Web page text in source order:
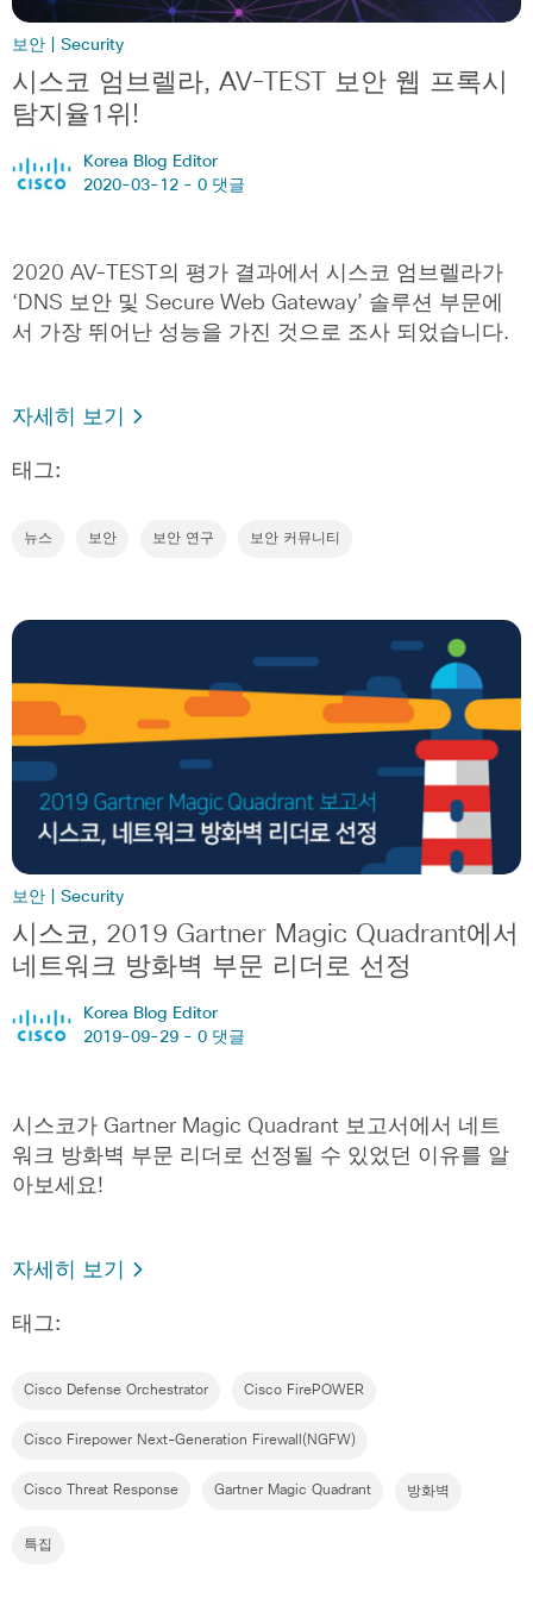
보안 | Security
시스코 엄브렐라, AV-TEST 보안 웹 프록시
탐지율1위!
Korea Blog Editor
2020-03-12 - 0 댓글
2020 AV-TEST의 평가 결과에서 시스코 엄브렐라가
‘DNS 보안 및 Secure Web Gateway’ 솔루션 부문에
서 가장 뛰어난 성능을 가진 것으로 조사 되었습니다.
자세히 보기
태그:
뉴스 보안 보안 연구 보안 커뮤니티
보안 | Security
시스코, 2019 Gartner Magic Quadrant에서
네트워크 방화벽 부문 리더로 선정
Korea Blog Editor
2019-09-29 - 0 댓글
시스코가 Gartner Magic Quadrant 보고서에서 네트
워크 방화벽 부문 리더로 선정될 수 있었던 이유를 알
아보세요!
자세히 보기
태그:
Cisco Defense Orchestrator Cisco FirePOWER
Cisco Firepower Next-Generation Firewall(NGFW)
Cisco Threat Response Gartner Magic Quadrant 방화벽
특집